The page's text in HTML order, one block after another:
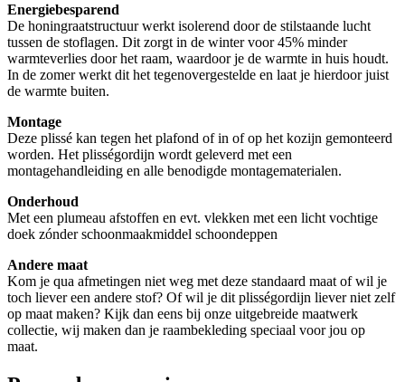
Energiebesparend
De honingraatstructuur werkt isolerend door de stilstaande lucht
tussen de stoflagen. Dit zorgt in de winter voor 45% minder
warmteverlies door het raam, waardoor je de warmte in huis houdt.
In de zomer werkt dit het tegenovergestelde en laat je hierdoor juist
de warmte buiten.
Montage
Deze plissé kan tegen het plafond of in of op het kozijn gemonteerd
worden. Het plisségordijn wordt geleverd met een
montagehandleiding en alle benodigde montagematerialen.
Onderhoud
Met een plumeau afstoffen en evt. vlekken met een licht vochtige
doek zónder schoonmaakmiddel schoondeppen
Andere maat
Kom je qua afmetingen niet weg met deze standaard maat of wil je
toch liever een andere stof? Of wil je dit plisségordijn liever niet zelf
op maat maken? Kijk dan eens bij onze uitgebreide maatwerk
collectie, wij maken dan je raambekleding speciaal voor jou op
maat.